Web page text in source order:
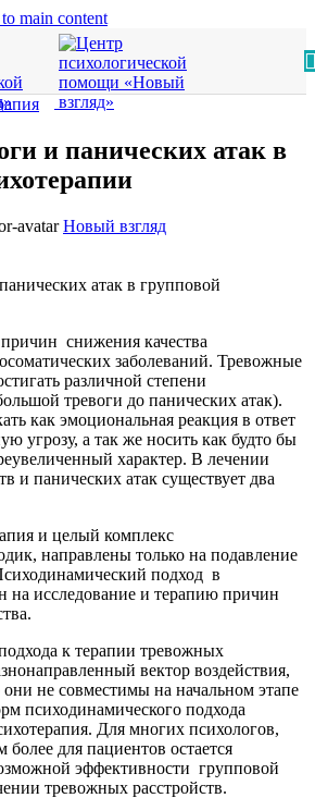
main content
и панических атак в
Новый взгляд
снижения качества
заболеваний. Тревожные
различной степени
тревоги до панических атак).
как эмоциональная реакция в ответ
угрозу, а так же носить как будто бы
характер. В лечении
и панических атак существует два
и целый комплекс
направлены только на подавление
подход в
на исследование и терапию причин
к терапии тревожных
вектор воздействия,
они не совместимы на начальном этапе
психодинамического подхода
Для многих психологов,
более для пациентов остается
эффективности групповой
тревожных расстройств.